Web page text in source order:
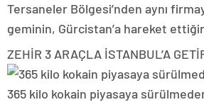
Tersaneler Bölgesi’nden aynı
geminin, Gürcistan’a hareket
ZEHİR 3 ARAÇLA İSTANBUL’A
365 kilo kokain piyasaya